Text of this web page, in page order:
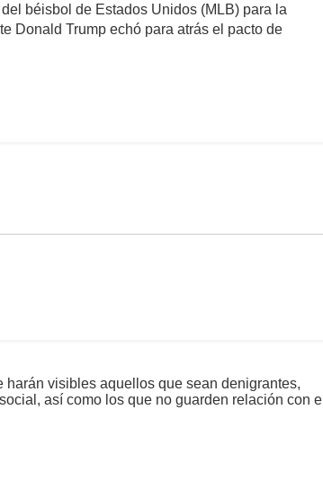
béisbol de Estados Unidos (MLB) para la
Donald Trump echó para atrás el pacto de
visibles aquellos que sean denigrantes,
así como los que no guarden relación con el